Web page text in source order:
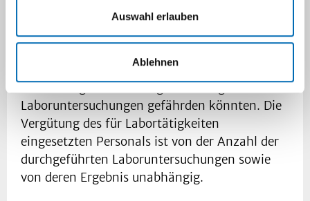
Auswahl erlauben
Ablehnen
Organisationen auf die
Untersuchungsergebnisse ist ausgeschlossen.
die das Vertrauen in die Unabhängigkeit der
Beurteilung und die Integrität bezüglich seiner
Laboruntersuchungen gefährden könnten. Die
Vergütung des für Labortätigkeiten
eingesetzten Personals ist von der Anzahl der
durchgeführten Laboruntersuchungen sowie
von deren Ergebnis unabhängig.